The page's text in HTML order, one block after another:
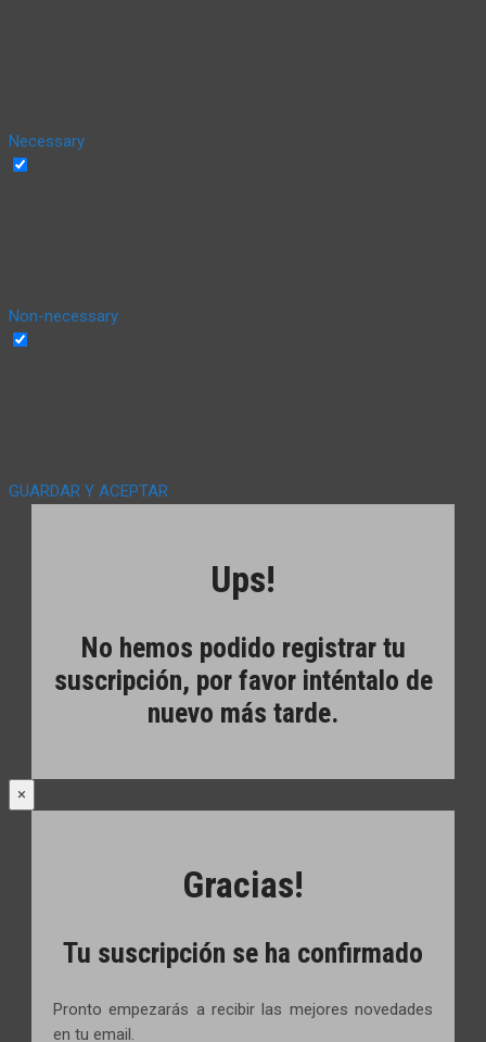
Necessary
Non-necessary
GUARDAR Y ACEPTAR
Ups!
No hemos podido registrar tu
suscripción, por favor inténtalo de
nuevo más tarde.
×
Gracias!
Tu suscripción se ha confirmado
Pronto empezarás a recibir las mejores novedades
en tu email.